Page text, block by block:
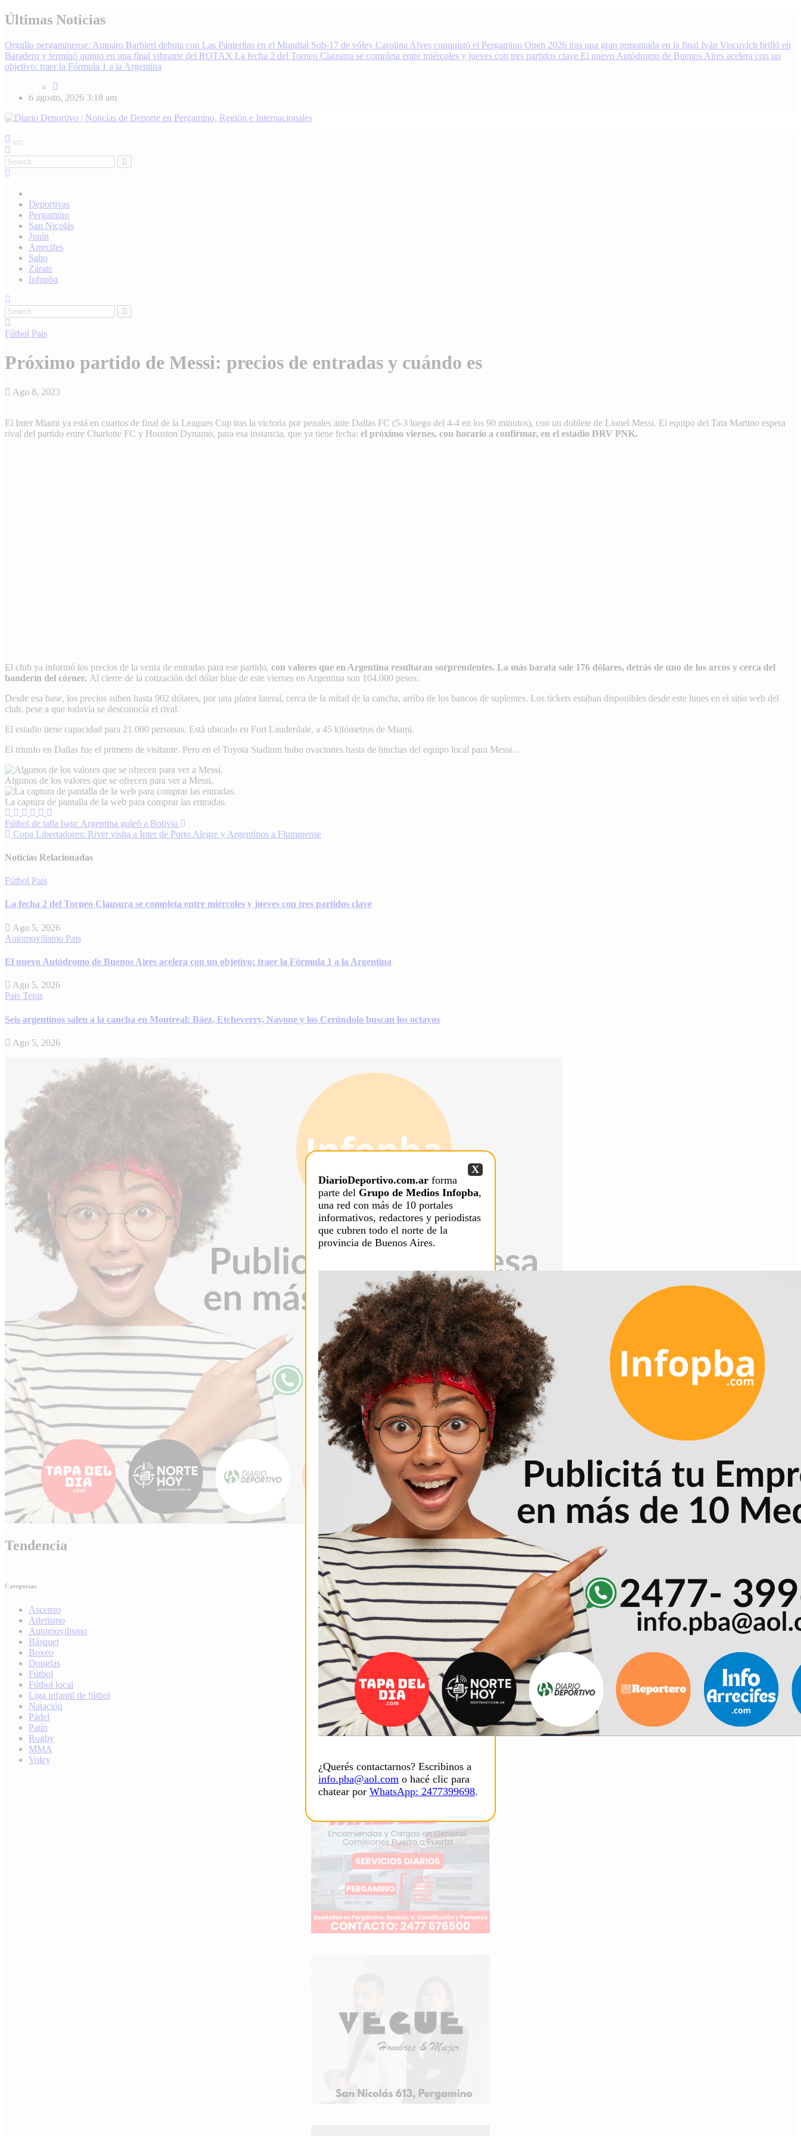
Skip
to
Últimas Noticias
Orgullo pergaminense: Amparo Barbieri debuta con Las Panteritas en el Mundial Sub-17 de vóley Carolina Alves conquistó el Pergamino Open 2026 tras una gran remontada en la final Iván Viscovich brilló en
Baradero y terminó quinto en una final vibrante del ROTAX La fecha 2 del Torneo Clausura se completa entre miércoles y jueves con tres partidos clave El nuevo Autódromo de Buenos Aires acelera con un
objetivo: traer la Fórmula 1 a la Argentina
6 agosto, 2026 3:18 am
Diario Deportivo | Noticias de Deporte en Pergamino, Región e Internacionales
Enterate de lo último en fútbol, básquet, automovilismo y más. DiarioDeportivo.com.ar cubre el deporte de Pergamino, la región y el mundo. Noticias, resultados y análisis 24/7. Grupo de Medios Infopba.com
Deportivas
Pergamino
San Nicolás
Junín
Arrecifes
Salto
Zárate
Infopba
Fútbol Pais
Próximo partido de Messi: precios de entradas y cuándo es
Ago 8, 2023
El Inter Miami ya está en cuartos de final de la Leagues Cup tras la victoria por penales ante Dallas FC (5-3 luego del 4-4 en los 90 minutos), con un doblete de Lionel Messi. El equipo del Tata Martino espera
rival del partido entre Charlotte FC y Houston Dynamo, para esa instancia, que ya tiene fecha: el próximo viernes, con horario a confirmar, en el estadio DRV PNK.
El club ya informó los precios de la venta de entradas para ese partido, con valores que en Argentina resultaran sorprendentes. La más barata sale 176 dólares, detrás de uno de los arcos y cerca del
banderín del córner. Al cierre de la cotización del dólar blue de este viernes en Argentina son 104.000 pesos.
Desde esa base, los precios suben hasta 902 dólares, por una platea lateral, cerca de la mitad de la cancha, arriba de los bancos de suplentes. Los tickets estaban disponibles desde este lunes en el sitio web del
club, pese a que todavía se desconocía el rival.
El estadio tiene capacidad para 21.000 personas. Está ubicado en Fort Lauderdale, a 45 kilómetros de Miami.
El triunfo en Dallas fue el primero de visitante. Pero en el Toyota Stadium hubo ovaciones hasta de hinchas del equipo local para Messi. .
Algunos de los valores que se ofrecen para ver a Messi.
La captura de pantalla de la web para comprar las entradas.
Navegación
de
entradas
Fútbol de talla baja: Argentina goleó a Bolivia
Copa Libertadores: River visita a Inter de Porto Alegre y Argentinos a Fluminense
Noticias Relacionadas
Fútbol Pais
La fecha 2 del Torneo Clausura se completa entre miércoles y jueves con tres partidos clave
Ago 5, 2026
Automovilismo Pais
El nuevo Autódromo de Buenos Aires acelera con un objetivo: traer la Fórmula 1 a la Argentina
Ago 5, 2026
Pais Tenis
Seis argentinos salen a la cancha en Montreal: Báez, Etcheverry, Navone y los Cerúndolo buscan los octavos
Ago 5, 2026
X
DiarioDeportivo.com.ar forma
parte del Grupo de Medios Infopba,
una red con más de 10 portales
informativos, redactores y periodistas
que cubren todo el norte de la
provincia de Buenos Aires.
¿Querés contactarnos? Escribinos a
info.pba@aol.com o hacé clic para
chatear por WhatsApp: 2477399698.
Tendencia
Categorias
Ascenso
Atletismo
Automovilismo
Básquet
Boxeo
Douglas
Fútbol
Fútbol local
Liga infantil de fútbol
Natación
Pádel
Patín
Rugby
MMA
Voley